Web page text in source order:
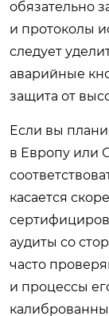
обязательно
и протоколы
следует
аварийные
защита от
Если вы
в Европу или
касается
аудиты со
часто
и процессы